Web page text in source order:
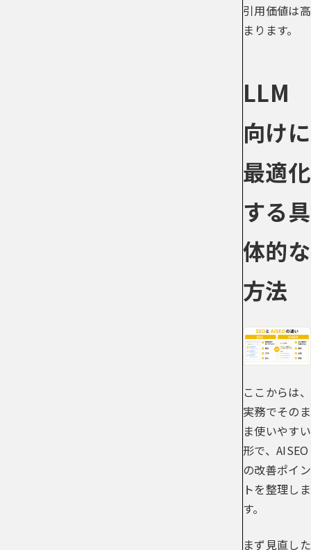
引用価値は高
まります。
LLM
向けに
最適化
する具
体的な
方法
ここからは、
実務でそのま
ま使いやすい
形で、AISEO
の改善ポイン
トを整理しま
す。
まず見直した